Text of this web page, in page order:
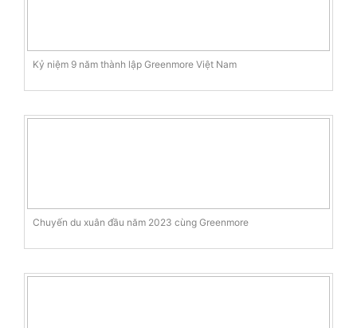
Kỷ niệm 9 năm thành lập Greenmore Việt Nam
Chuyến du xuân đầu năm 2023 cùng Greenmore